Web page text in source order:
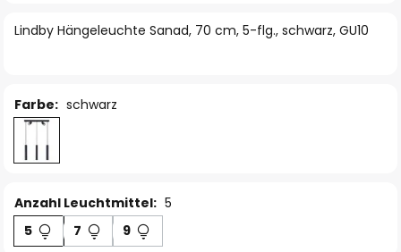
Lindby Hängeleuchte Sanad, 70 cm, 5-flg., schwarz, GU10
Farbe: schwarz
Anzahl Leuchtmittel: 5
5
7 9